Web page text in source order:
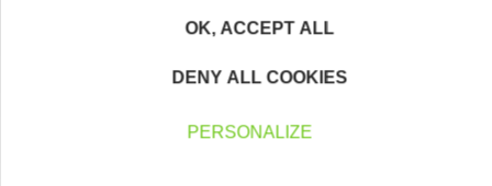
entrepreneurs ?
Devenez parrain ou marraine
OK, ACCEPT ALL
DENY ALL COOKIES
PERSONALIZE